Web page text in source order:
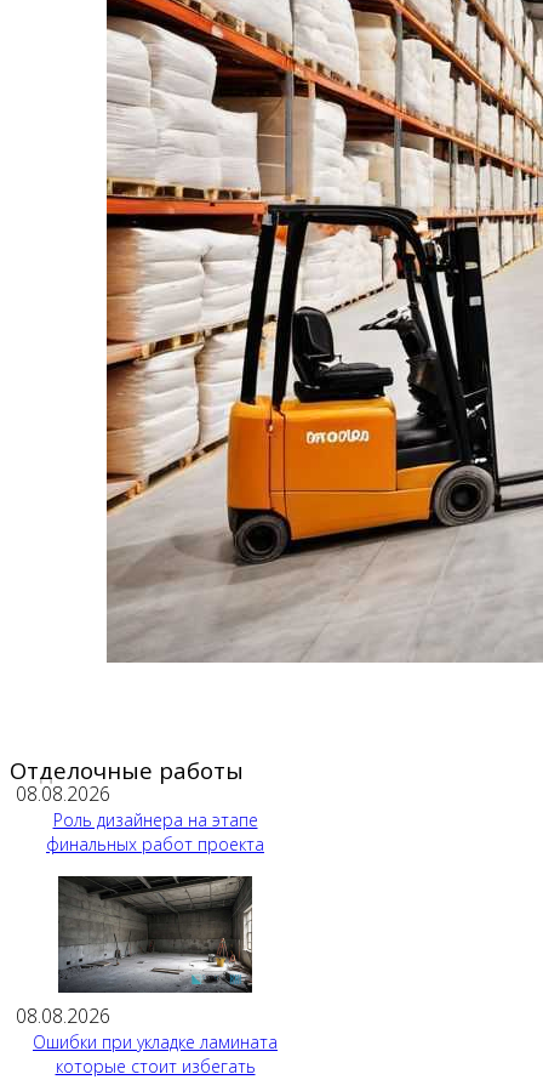
Отделочные работы
08.08.2026
Роль дизайнера на этапе
финальных работ проекта
08.08.2026
Ошибки при укладке ламината
которые стоит избегать